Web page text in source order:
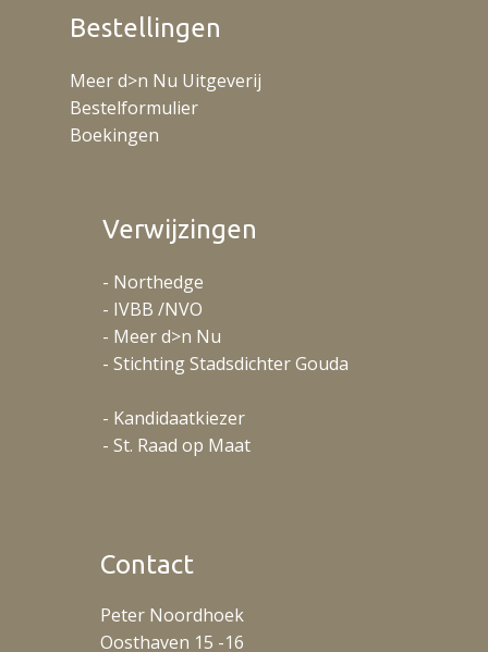
Bestellingen
Meer d>n Nu Uitgeverij
Bestelformulier
Boekingen
Verwijzingen
- Northedge
- IVBB /NVO
- Meer d>n Nu
- Stichting Stadsdichter Gouda
- Kandidaatkiezer
- St. Raad op Maat
Contact
Peter Noordhoek
Oosthaven 15 -16